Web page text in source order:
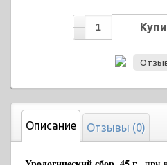
Описание Отзывы (0)